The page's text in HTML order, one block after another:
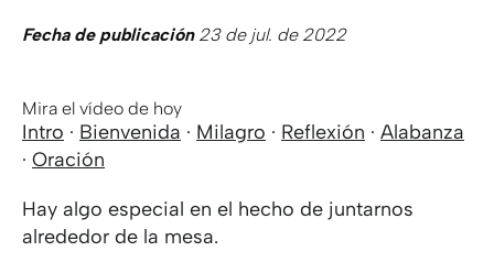
Fecha de publicación23 de jul. de 2022
Mira el vídeo de hoy
Intro · Bienvenida · Milagro · Reflexión · Alabanza
· Oración
Hay algo especial en el hecho de juntarnos
alrededor de la mesa.